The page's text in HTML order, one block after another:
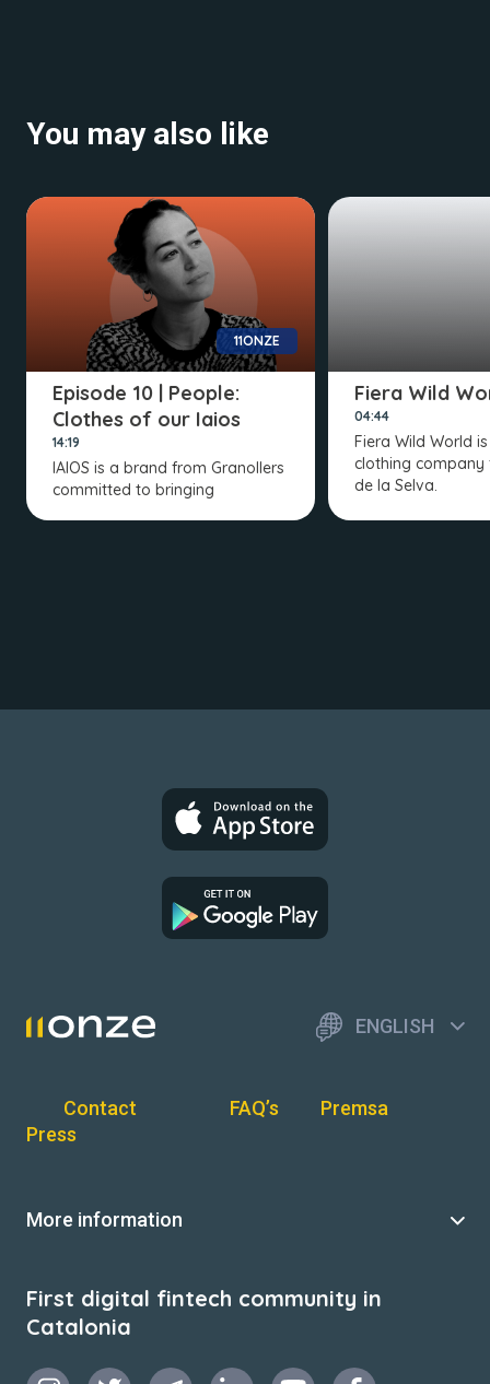
You may also like
11ONZE
Episode 10 | People:
Clothes of our Iaios
14:19
IAIOS is a brand from Granollers
committed to bringing
Fiera Wild
04:44
Fiera Wild World is
clothing company
de la Selva.
ENGLISH
Contact FAQ’s
Premsa
Press
More information
First digital fintech community in
Catalonia